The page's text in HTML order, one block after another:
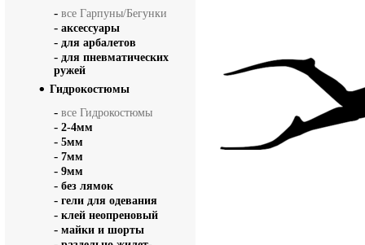
- все Гарпуны/Бегунки
- аксессуары
- для арбалетов
- для пневматических
ружей
Гидрокостюмы
- все Гидрокостюмы
- 2-4мм
- 5мм
- 7мм
- 9мм
- без лямок
- гели для одевания
- клей неопреновый
- майки и шорты